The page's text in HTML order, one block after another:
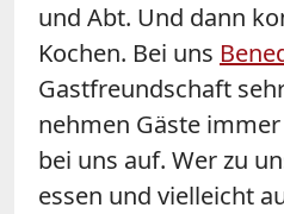
und Abt. Und dann
Kochen. Bei uns
Gastfreundschaft
nehmen Gäste
bei uns auf. Wer zu
essen und vielleicht